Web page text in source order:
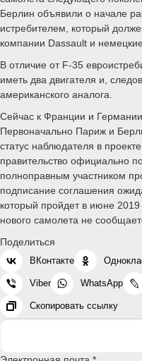
Берлин объявили о начале
истребителем, который
компании Dassault и
В отличие от F-35
иметь два двигателя и,
американского аналога.
Сейчас к Франции и
Первоначально Париж и
статус наблюдателя в
правительство официально
полноправным участником
подписание соглашения
который пройдет в июне
нового самолета не
Поделиться
ВКонтакте
Viber WhatsApp
Скопировать ссылку